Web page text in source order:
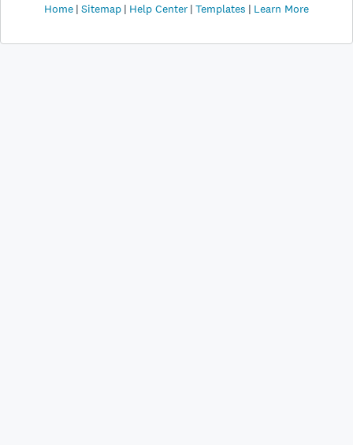
Home Sitemap Help Center Templates Learn More